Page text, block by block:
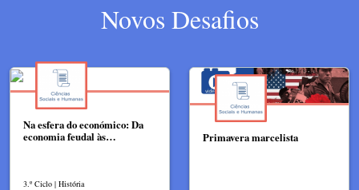
Novos Desafios
Na esfera do económico: Da
economia feudal às…
3.º Ciclo | História
Primavera marcelista